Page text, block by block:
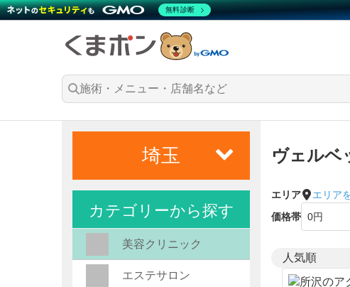
ヴェルベ
エリア
エリア
価格帯
埼玉
カテゴリーから探す
美容クリニック
エステサロン
無料診断